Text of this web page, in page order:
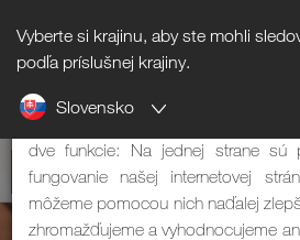
Vyberte si krajinu, aby ste mohli
podľa príslušnej krajiny.
Slovensko
Informácie o súboroch cookie
Naša internetová stránka používa
dve funkcie: Na jednej strane sú
fungovanie našej internetovej
môžeme pomocou nich naďalej
zhromažďujeme a vyhodnocujeme